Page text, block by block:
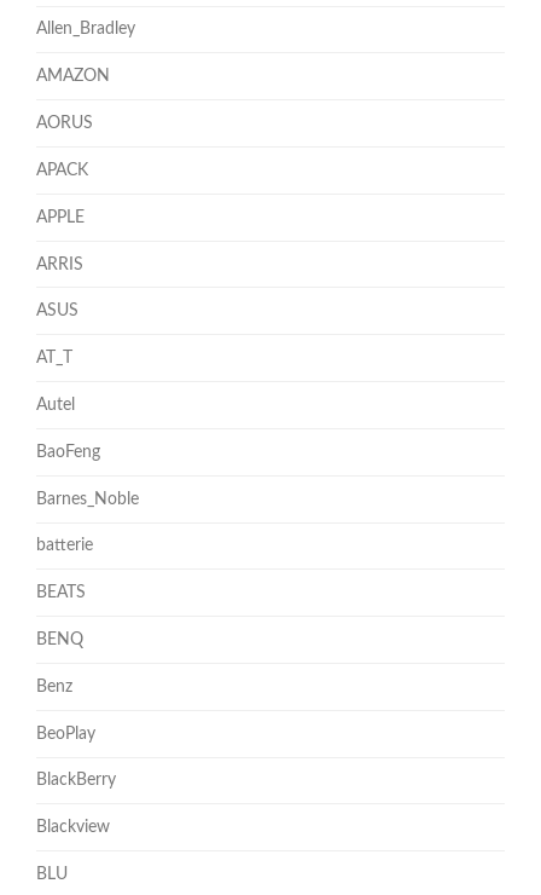
Allen_Bradley
AMAZON
AORUS
APACK
APPLE
ARRIS
ASUS
AT_T
Autel
BaoFeng
Barnes_Noble
batterie
BEATS
BENQ
Benz
BeoPlay
BlackBerry
Blackview
BLU